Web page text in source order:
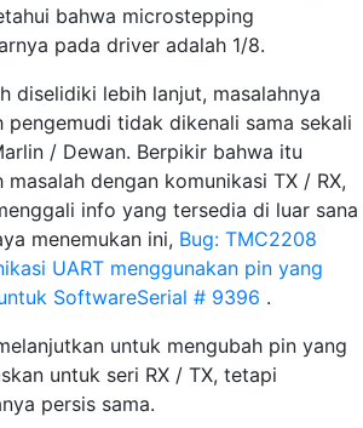
bahwa microstepping
pada driver adalah 1/8.
diselidiki lebih lanjut, masalahnya
pengemudi tidak dikenali sama sekali
/ Dewan. Berpikir bahwa itu
masalah dengan komunikasi TX / RX,
info yang tersedia di luar sana
menemukan ini, Bug: TMC2208
UART menggunakan pin yang
SoftwareSerial # 9396 .
untuk mengubah pin yang
untuk seri RX / TX, tetapi
persis sama.